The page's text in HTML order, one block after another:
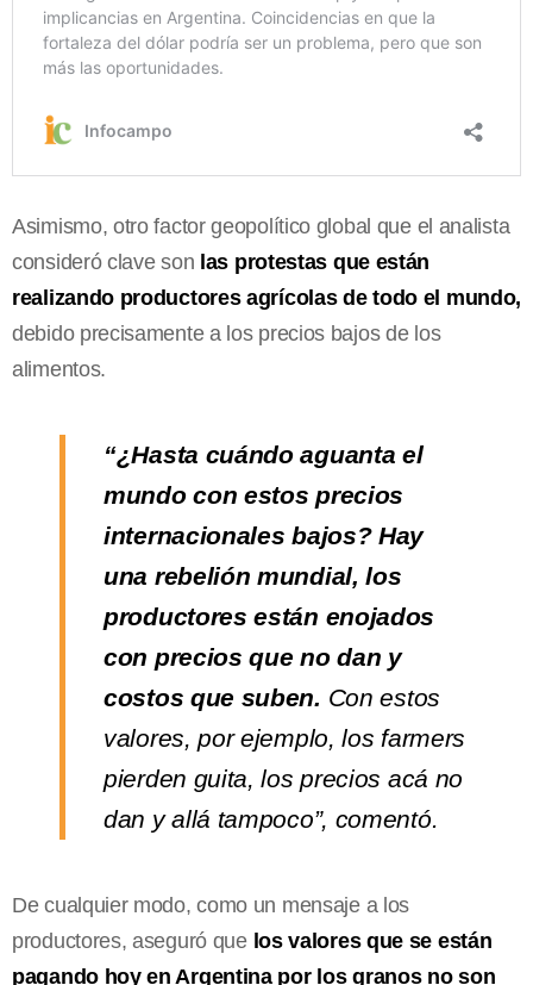
Asimismo, otro factor geopolítico global que el analista
consideró clave son las protestas que están
realizando productores agrícolas de todo el mundo,
debido precisamente a los precios bajos de los
alimentos.
“¿Hasta cuándo aguanta el
mundo con estos precios
internacionales bajos? Hay
una rebelión mundial, los
productores están enojados
con precios que no dan y
costos que suben. Con estos
valores, por ejemplo, los farmers
pierden guita, los precios acá no
dan y allá tampoco”, comentó.
De cualquier modo, como un mensaje a los
productores, aseguró quelos valores que se están
pagando hoy en Argentina por los granos no son